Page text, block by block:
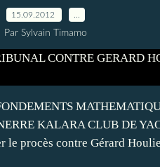
15.09.2012
Par Sylvain Timamo
KALARA CLUB DE
procès contre Gérard